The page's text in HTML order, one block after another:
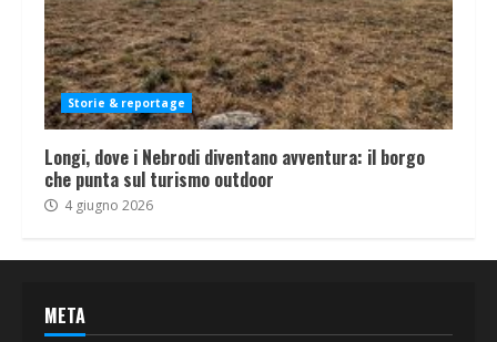
Storie & reportage
Longi, dove i Nebrodi diventano avventura: il borgo
che punta sul turismo outdoor
4 giugno 2026
META